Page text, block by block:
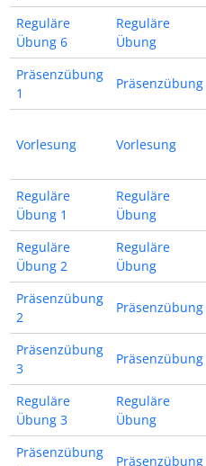
Reguläre
Übung 6
Reguläre
Übung
Präsenzübung
1
Präsenzübung
Vorlesung Vorlesung
Reguläre
Übung 1
Reguläre
Übung
Reguläre
Übung 2
Reguläre
Übung
Präsenzübung
2
Präsenzübung
Präsenzübung
3
Präsenzübung
Reguläre
Übung 3
Reguläre
Übung
Präsenzübung
Präsenzübung